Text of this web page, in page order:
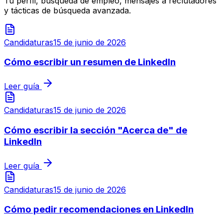
y tácticas de búsqueda avanzada.
Candidaturas15 de junio de 2026
Cómo escribir un resumen de LinkedIn
Leer guía
Candidaturas15 de junio de 2026
Cómo escribir la sección "Acerca de" de
LinkedIn
Leer guía
Candidaturas15 de junio de 2026
Cómo pedir recomendaciones en LinkedIn